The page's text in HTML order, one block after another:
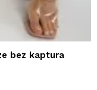
bez kaptura